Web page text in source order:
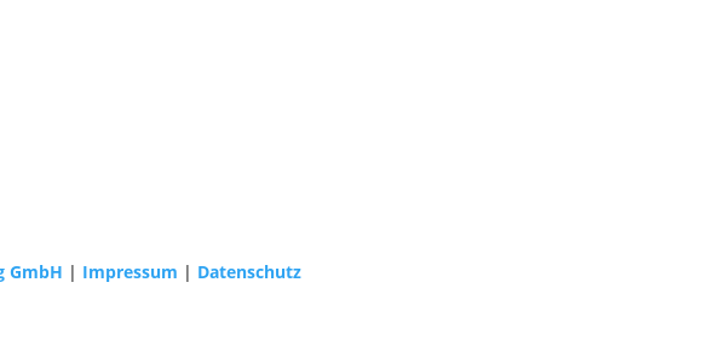
GmbH | Impressum | Datenschutz